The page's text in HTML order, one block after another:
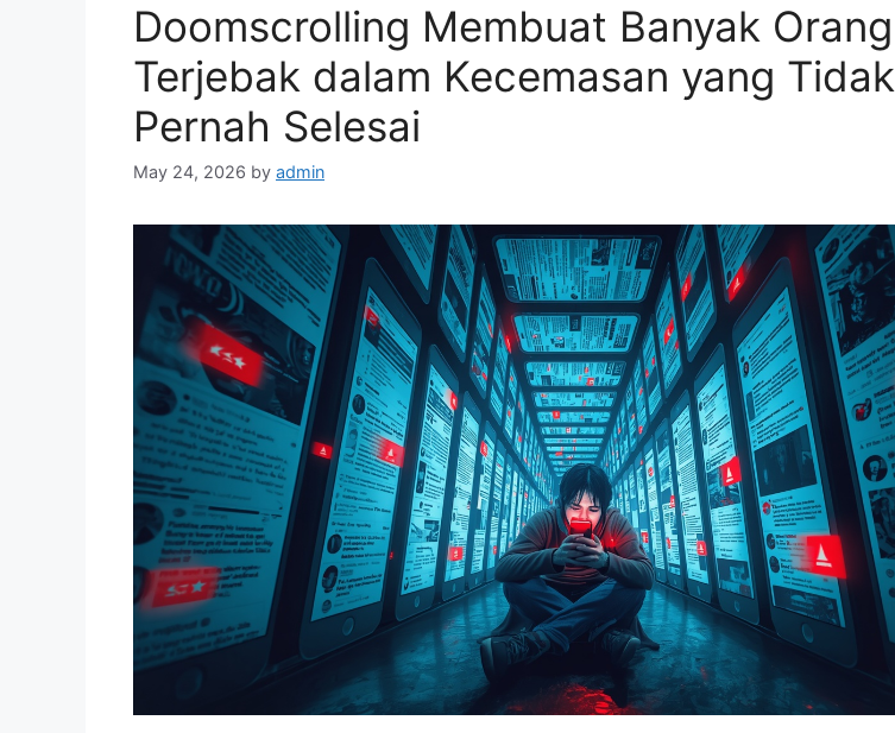
Doomscrolling Membuat Banyak Orang
Terjebak dalam Kecemasan yang Tidak
Pernah Selesai
May 24, 2026 by admin